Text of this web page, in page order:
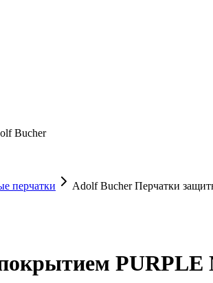
Bucher
перчатки
Adolf Bucher Перчатки
PURPLE